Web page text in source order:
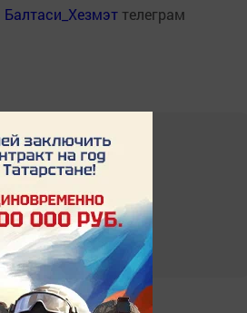
Балтаси_Хезмэт телеграм